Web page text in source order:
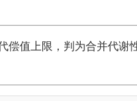
偿值上限，判为合并代